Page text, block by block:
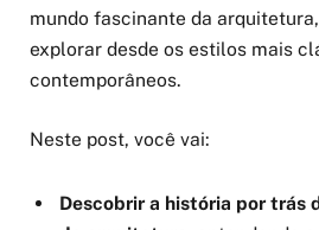
mundo fascinante da
explorar desde os estilos mais
contemporâneos.
Neste post, você vai:
Descobrir a história por trás